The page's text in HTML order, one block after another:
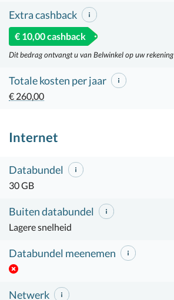
Extra cashback
€ 10,00 cashback
Dit bedrag ontvangt u van Belwinkel op uw rekening
Totale kosten per jaar
€ 260,00
Internet
Databundel
30 GB
Buiten databundel
Lagere snelheid
Databundel meenemen
Netwerk